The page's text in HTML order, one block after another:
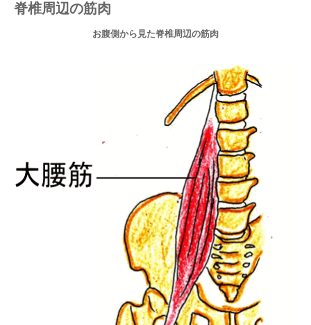
脊椎周辺の筋肉
お腹側から見た脊椎周辺の筋肉